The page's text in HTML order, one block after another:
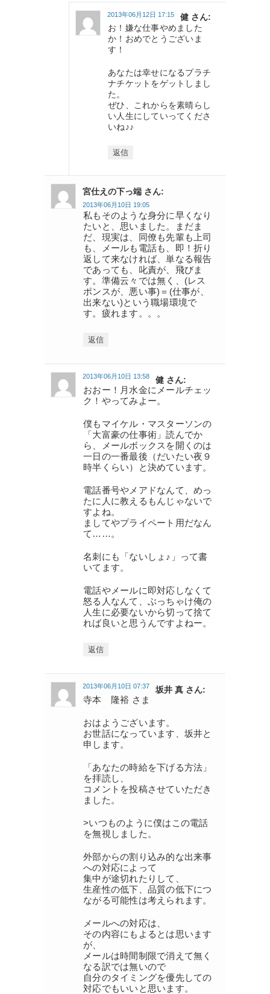
健 さん:
2013年06月12日 17:15
お！嫌な仕事やめました
か！おめでとうございま
す！
あなたは幸せになるプラチ
ナチケットをゲットしまし
た。
ぜひ、これからを素晴らし
い人生にしていってくださ
いね♪♪
返信
宮仕えの下っ端 さん:
2013年06月10日 19:05
私もそのような身分に早くなり
たいと、思いました。まだま
だ、現実は、同僚も先輩も上司
も、メールも電話も、即！折り
返して来なければ、単なる報告
であっても、叱責が、飛びま
す。準備云々では無く、(レス
ポンスが、悪い事)＝(仕事が、
出来ない)という職場環境で
す。疲れます。。。
返信
健 さん:
2013年06月10日 13:58
おおー！月水金にメールチェッ
ク！やってみよー。
僕もマイケル・マスターソンの
「大富豪の仕事術」読んでか
ら、メールボックスを開くのは
一日の一番最後（だいたい夜９
時半くらい）と決めています。
電話番号やメアドなんて、めっ
たに人に教えるもんじゃないで
すよね。
ましてやプライペート用だなん
て……。
名刺にも「ないしょ♪」って書
いてます。
電話やメールに即対応しなくて
怒る人なんて、ぶっちゃけ俺の
人生に必要ないから切って捨て
れば良いと思うんですよねー。
返信
坂井 真 さん:
2013年06月10日 07:37
寺本 隆裕 さま
おはようございます。
お世話になっています、坂井と
申します。
「あなたの時給を下げる方法」
を拝読し、
コメントを投稿させていただき
ました。
>いつものように僕はこの電話
を無視しました。
外部からの割り込み的な出来事
への対応によって
集中が途切れたりして、
生産性の低下、品質の低下につ
ながる可能性は考えられます。
メールへの対応は、
その内容にもよるとは思います
が、
メールは時間制限で消えて無く
なる訳では無いので
自分のタイミングを優先しての
対応でもいいと思います。